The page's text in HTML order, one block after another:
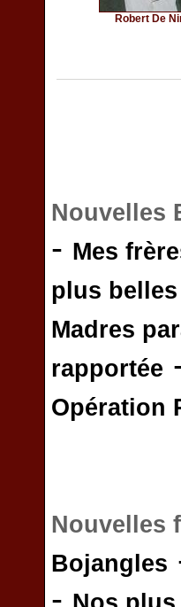
Robert De
Nouvelles
- Mes
plus
Madres
rapportée
Opération
Nouvelles
Bojangles
-